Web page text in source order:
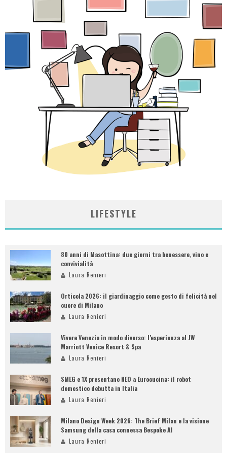
LIFESTYLE
80 anni di Masottina: due giorni tra benessere, vino e
convivialità
Laura Renieri
Orticola 2026: il giardinaggio come gesto di felicità nel
cuore di Milano
Laura Renieri
Vivere Venezia in modo diverso: l’esperienza al JW
Marriott Venice Resort & Spa
Laura Renieri
SMEG e 1X presentano NEO a Eurocucina: il robot
domestico debutta in Italia
Laura Renieri
Milano Design Week 2026: The Brief Milan e la visione
Samsung della casa connessa Bespoke AI
Laura Renieri